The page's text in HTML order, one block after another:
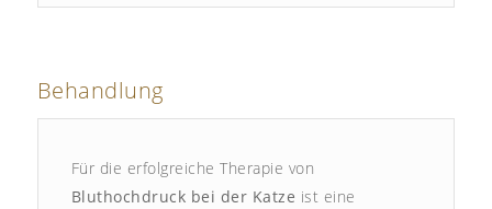
Behandlung
Für die erfolgreiche Therapie von
Bluthochdruck bei der Katze ist eine